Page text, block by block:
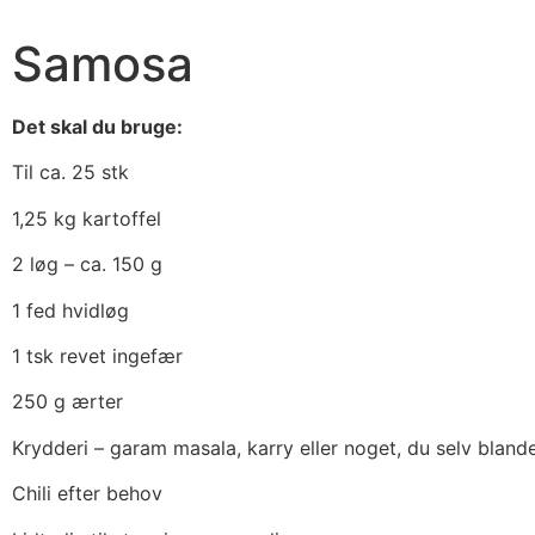
Samosa
Det skal du bruge:
Til ca. 25 stk
1,25 kg kartoffel
2 løg – ca. 150 g
1 fed hvidløg
1 tsk revet ingefær
250 g ærter
Krydderi – garam masala, karry eller noget, du selv
Chili efter behov